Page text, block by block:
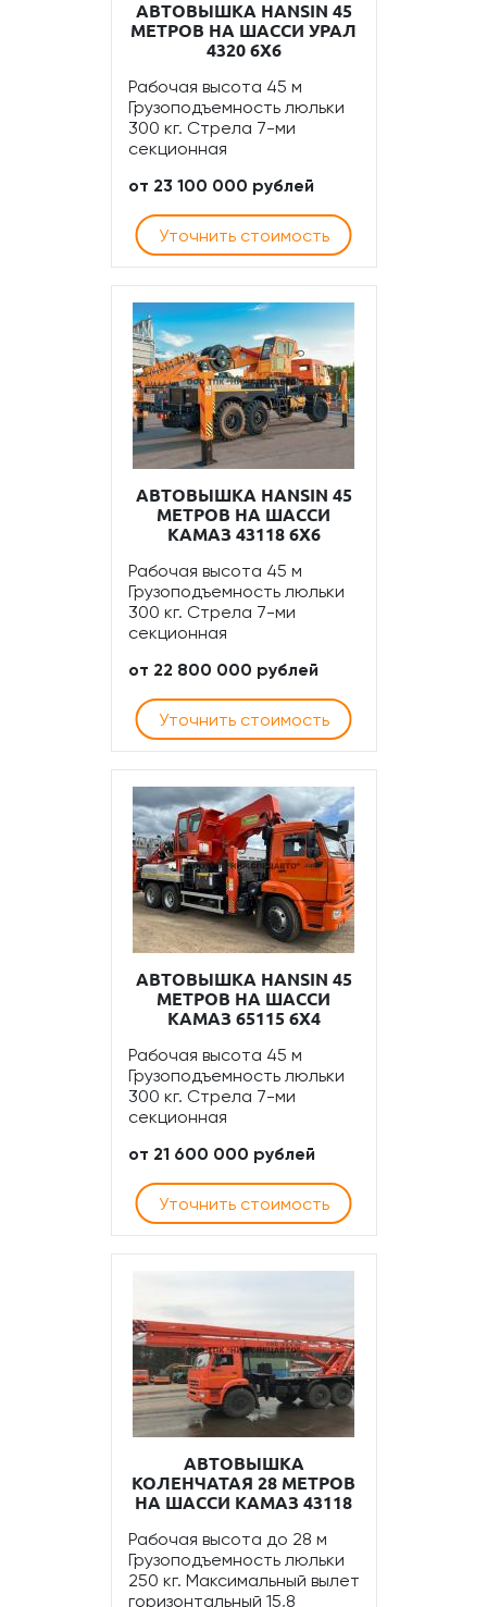
АВТОВЫШКА HANSIN 45
МЕТРОВ НА ШАССИ УРАЛ
4320 6Х6
Рабочая высота 45 м
Грузоподъемность люльки
300 кг. Стрела 7-ми
секционная
от 23 100 000 рублей
Уточнить стоимость
АВТОВЫШКА HANSIN 45
МЕТРОВ НА ШАССИ
КАМАЗ 43118 6Х6
Рабочая высота 45 м
Грузоподъемность люльки
300 кг. Стрела 7-ми
секционная
от 22 800 000 рублей
Уточнить стоимость
АВТОВЫШКА HANSIN 45
МЕТРОВ НА ШАССИ
КАМАЗ 65115 6Х4
Рабочая высота 45 м
Грузоподъемность люльки
300 кг. Стрела 7-ми
секционная
от 21 600 000 рублей
Уточнить стоимость
АВТОВЫШКА
КОЛЕНЧАТАЯ 28 МЕТРОВ
НА ШАССИ КАМАЗ 43118
Рабочая высота до 28 м
Грузоподъемность люльки
250 кг. Максимальный вылет
горизонтальный 15,8